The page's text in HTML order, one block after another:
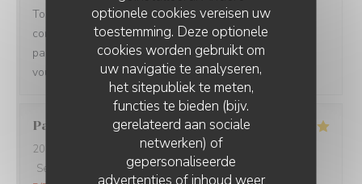
optionele cookies vereisen uw
toestemming. Deze optionele
cookies worden gebruikt om
uw navigatie te analyseren,
het sitepubliek te meten,
functies te bieden (bijv.
gerelateerd aan sociale
netwerken) of
gepersonaliseerde
advertenties of inhoud weer
Toujours un plaisir de venir dans ce restaurant qui
commence toujours par un accueil chaleureux. Tout est
parfait si service à la cuisine. Ne changez rien Merci à
vous
Pascal
2026-07-31
- 20:45 - Gasten 2
Service
Atmosfeer: 5/5 Keuken:5/5